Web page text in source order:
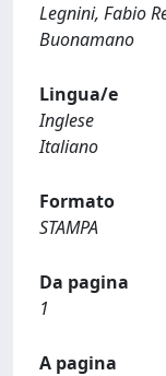
Legnini, Fabio
Buonamano
Lingua/e
Inglese
Italiano
Formato
STAMPA
Da pagina
1
A pagina